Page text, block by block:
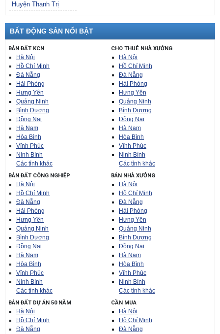
Huyện Thạnh Trị
BẤT ĐỘNG SẢN NỔI BẬT
BÁN ĐẤT KCN
Hà Nội
Hồ Chí Minh
Đà Nẵng
Hải Phòng
Hưng Yên
Quảng Ninh
Bình Dương
Đồng Nai
Hà Nam
Hòa Bình
Vĩnh Phúc
Ninh Bình
Các tỉnh khác
CHO THUÊ NHÀ XƯỞNG
Hà Nội
Hồ Chí Minh
Đà Nẵng
Hải Phòng
Hưng Yên
Quảng Ninh
Bình Dương
Đồng Nai
Hà Nam
Hòa Bình
Vĩnh Phúc
Ninh Bình
Các tỉnh khác
BÁN ĐẤT CÔNG NGHIỆP
Hà Nội
Hồ Chí Minh
Đà Nẵng
Hải Phòng
Hưng Yên
Quảng Ninh
Bình Dương
Đồng Nai
Hà Nam
Hòa Bình
Vĩnh Phúc
Ninh Bình
Các tỉnh khác
BÁN NHÀ XƯỞNG
Hà Nội
Hồ Chí Minh
Đà Nẵng
Hải Phòng
Hưng Yên
Quảng Ninh
Bình Dương
Đồng Nai
Hà Nam
Hòa Bình
Vĩnh Phúc
Ninh Bình
Các tỉnh khác
BÁN ĐẤT DỰ ÁN 50 NĂM
Hà Nội
Hồ Chí Minh
Đà Nẵng
CẦN MUA
Hà Nội
Hồ Chí Minh
Đà Nẵng